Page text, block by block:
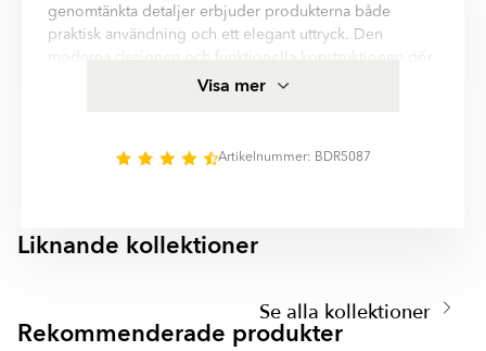
genomtänkta detaljer erbjuder produkterna både
praktisk användning och ett elegant uttryck. Den
det enkelt att skapa en harmonisk och stilren
Ravak Tvättställsblandare Puri Svart Hög kombinerar
Visa mer
Artikelnummer: BDR5087
Liknande kollektioner
PALAIS
2
Se alla kollektioner
Rekommenderade produkter
BATHCO RAVAK